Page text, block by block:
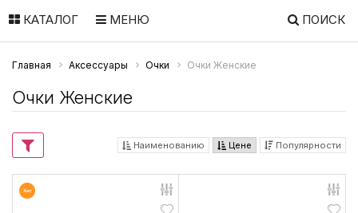
КАТАЛОГ МЕНЮ ПОИСК
Главная Аксессуары Очки Очки Женские
Очки Женские
Наименованию Цене Популярности